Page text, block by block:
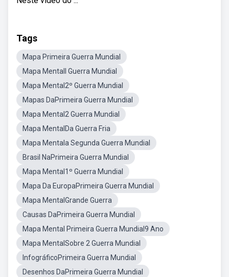
Tags
Mapa Primeira Guerra Mundial
Mapa MentalI Guerra Mundial
Mapa Mental2º Guerra Mundial
Mapas DaPrimeira Guerra Mundial
Mapa Mental2 Guerra Mundial
Mapa MentalDa Guerra Fria
Mapa Mentala Segunda Guerra Mundial
Brasil NaPrimeira Guerra Mundial
Mapa Mental1º Guerra Mundial
Mapa Da EuropaPrimeira Guerra Mundial
Mapa MentalGrande Guerra
Causas DaPrimeira Guerra Mundial
Mapa Mental Primeira Guerra Mundial9 Ano
Mapa MentalSobre 2 Guerra Mundial
InfográficoPrimeira Guerra Mundial
Desenhos DaPrimeira Guerra Mundial